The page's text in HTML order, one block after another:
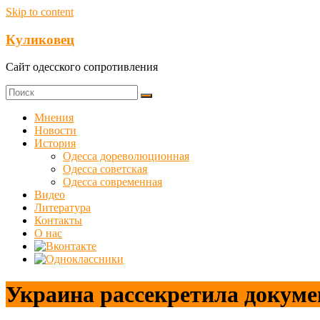
Skip to content
Куликовец
Сайт одесского сопротивления
Мнения
Новости
История
Одесса дореволюционная
Одесса советская
Одесса современная
Видео
Литература
Контакты
О нас
Украина рассекретила